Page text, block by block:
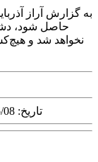
به گزارش آراز
حاصل شود،
نخواهد شد و
تاریخ: 1404/05/08 08:14 ق.ظ |